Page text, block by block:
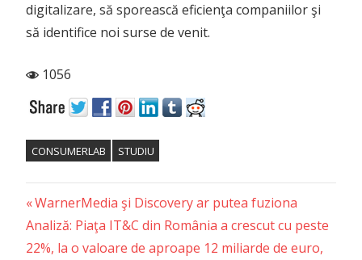
digitalizare, să sporească eficienţa companiilor şi
să identifice noi surse de venit.
1056
CONSUMERLAB STUDIU
Post
navigation
Previous
Post:
WarnerMedia şi Discovery ar putea fuziona
Next
Post:
Analiză: Piaţa IT&C din România a crescut cu peste
22%, la o valoare de aproape 12 miliarde de euro,